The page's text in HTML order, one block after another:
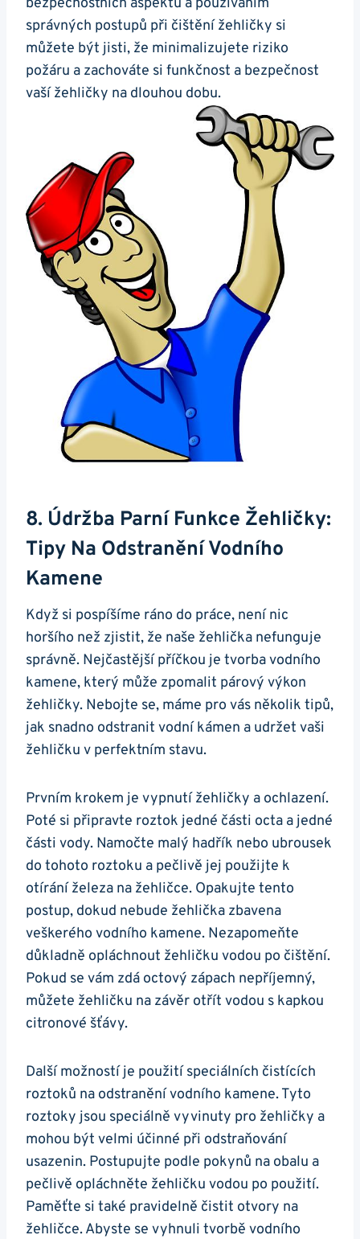
správných postupů při čištění žehličky si
můžete být jisti, že minimalizujete riziko
požáru a zachováte si funkčnost a bezpečnost
vaší žehličky ⁢na dlouhou ‌dobu.
8. Údržba Parní Funkce⁢ Žehličky:⁤
Tipy Na⁣ Odstranění Vodního
Kamene
Když si pospíšíme⁢ ráno do ⁢práce, není nic
horšího než zjistit,⁤ že naše žehlička ⁤nefunguje
správně. ⁤Nejčastější příčkou je tvorba vodního
kamene, který může zpomalit párový výkon‍
žehličky. Nebojte se, máme pro vás ‌několik tipů,
⁤jak snadno odstranit vodní kámen a udržet vaši
žehličku⁣ v perfektním stavu.
Prvním‌ krokem je vypnutí žehličky a ochlazení.
Poté si připravte ‌roztok jedné části octa a jedné
​části vody. Namočte malý hadřík nebo ubrousek
‍do tohoto roztoku a pečlivě jej použijte k⁣
otírání železa na žehličce. Opakujte tento​
postup, dokud nebude žehlička zbavena
veškerého vodního kamene. ‍Nezapomeňte
důkladně opláchnout žehličku vodou po ⁣čištění.
Pokud se vám zdá octový ⁤zápach nepříjemný,
můžete žehličku na závěr otřít‍ vodou s kapkou
citronové šťávy.
Další možností je ⁣použití ‍speciálních čistících⁣
roztoků na odstranění vodního‍ kamene.⁣ Tyto
roztoky⁤ jsou speciálně ​vyvinuty pro žehličky a
mohou být velmi účinné při odstraňování
⁤usazenin. Postupujte podle pokynů na obalu a
pečlivě opláchněte​ žehličku vodou po použití.
‌Paměťte si také pravidelně ⁤čistit⁢ otvory na
žehličce. Abyste se‍ vyhnuli tvorbě vodního